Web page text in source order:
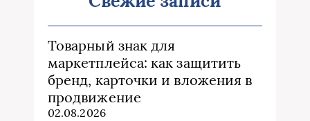
Товарный знак для
маркетплейса: как защитить
бренд, карточки и вложения в
продвижение
02.08.2026